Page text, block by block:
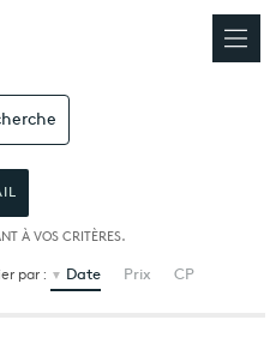
À VOS CRITÈRES.
par : Date Prix CP